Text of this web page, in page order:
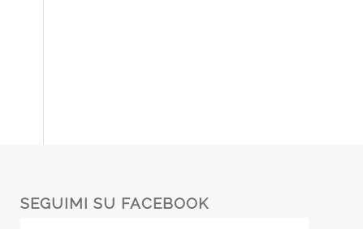
SEGUIMI SU FACEBOOK